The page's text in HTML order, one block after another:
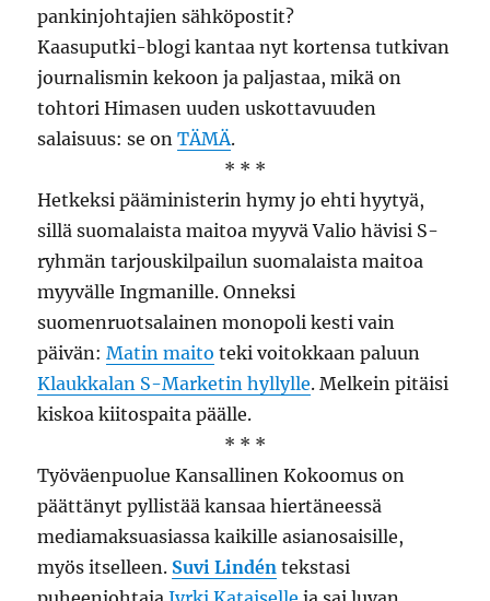
pankinjohtajien sähköpostit?
Kaasuputki-blogi kantaa nyt kortensa tutkivan
journalismin kekoon ja paljastaa, mikä on
tohtori Himasen uuden uskottavuuden
salaisuus: se onTÄMÄ.
* * *
Hetkeksi pääministerin hymy jo ehti hyytyä,
sillä suomalaista maitoa myyvä Valio hävisi S-
ryhmän tarjouskilpailun suomalaista maitoa
myyvälle Ingmanille. Onneksi
suomenruotsalainen monopoli kesti vain
päivän:Matin maito teki voitokkaan paluun
Klaukkalan S-Marketin hyllylle. Melkein pitäisi
kiskoa kiitospaita päälle.
* * *
Työväenpuolue Kansallinen Kokoomus on
päättänyt pyllistää kansaa hiertäneessä
mediamaksuasiassa kaikille asianosaisille,
myös itselleen. Suvi Lindén tekstasi